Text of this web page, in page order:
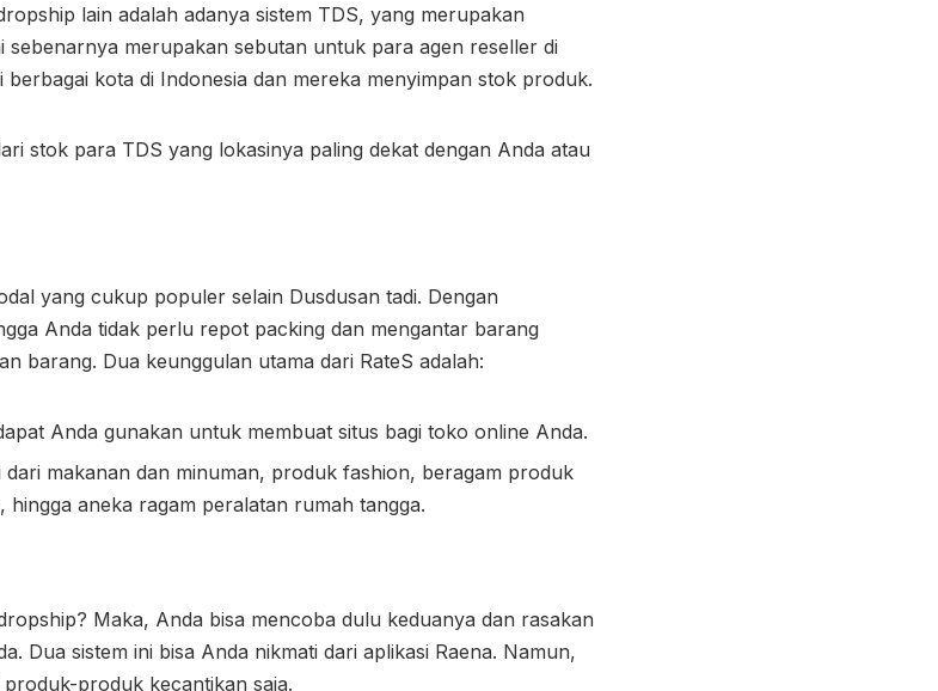
lain adalah adanya sistem TDS, yang merupakan
sebenarnya merupakan sebutan untuk para agen reseller di
kota di Indonesia dan mereka menyimpan stok produk.
stok para TDS yang lokasinya paling dekat dengan Anda atau
yang cukup populer selain Dusdusan tadi. Dengan
Anda tidak perlu repot packing dan mengantar barang
barang. Dua keunggulan utama dari RateS adalah:
Anda gunakan untuk membuat situs bagi toko online Anda.
makanan dan minuman, produk fashion, beragam produk
hingga aneka ragam peralatan rumah tangga.
Maka, Anda bisa mencoba dulu keduanya dan rasakan
Dua sistem ini bisa Anda nikmati dari aplikasi Raena. Namun,
produk kecantikan saja.